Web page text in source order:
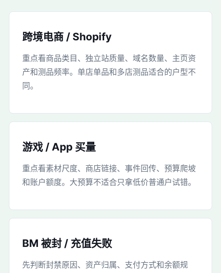
跨境电商 / Shopify
重点看商品类目、独立站质量、域名数量、主页资
产和测品频率。单店单品和多店测品适合的户型不
同。
游戏 / App 买量
重点看素材尺度、商店链接、事件回传、预算爬坡
和账户额度。大预算不适合只拿低价普通户试错。
BM 被封 / 充值失败
先判断封禁原因、资产归属、支付方式和余额规